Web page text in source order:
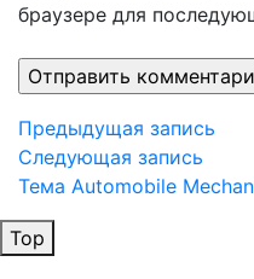
браузере для
Навигация
по
записям
Предыдущая
запись
Предыдущая запись
Следующая
запись
Следующая запись
Тема Automobile
Top